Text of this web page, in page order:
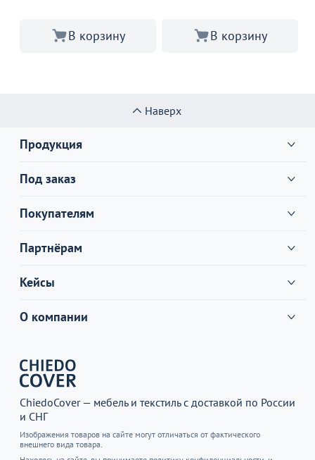
В корзину В корзину
Наверх
Продукция
Под заказ
Покупателям
Партнёрам
Кейсы
О компании
ChiedoCover — мебель и текстиль с доставкой по России
и СНГ
Изображения товаров на сайте могут отличаться от фактического
внешнего вида товара.